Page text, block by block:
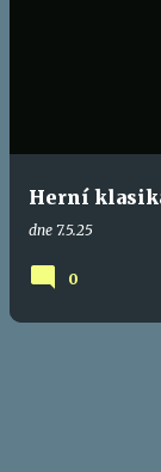
Herní
dne 7.5.25
0